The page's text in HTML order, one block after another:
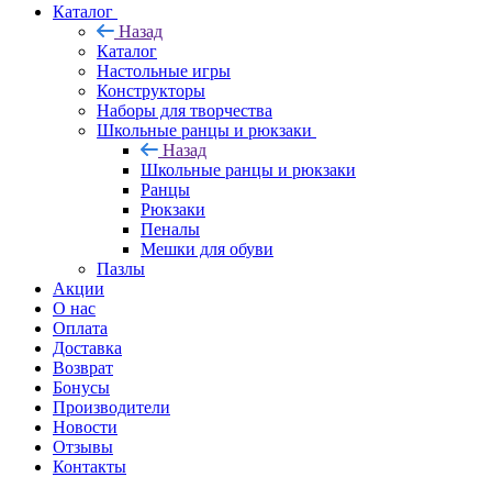
Каталог
Назад
Каталог
Настольные игры
Конструкторы
Наборы для творчества
Школьные ранцы и рюкзаки
Назад
Школьные ранцы и рюкзаки
Ранцы
Рюкзаки
Пеналы
Мешки для обуви
Пазлы
Акции
О нас
Оплата
Доставка
Возврат
Бонусы
Производители
Новости
Отзывы
Контакты